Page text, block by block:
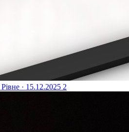
Рівне · 15.12.2025 2